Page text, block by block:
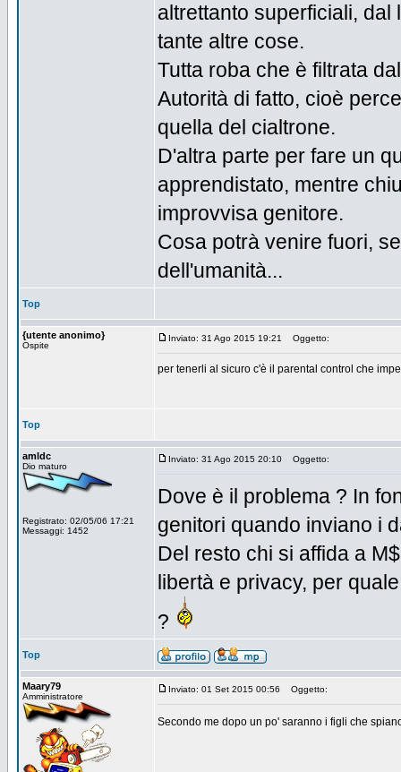
altrettanto superficiali,
tante altre cose.
Tutta roba che è filtrata
Autorità di fatto, cioè
quella del cialtrone.
D'altra parte per fare un
apprendistato, mentre
improvvisa genitore.
Cosa potrà venire fuori,
dell'umanità...
Top
{utente anonimo}
Ospite
Inviato: 31 Ago 2015 19:21 Oggetto:
per tenerli al sicuro c'è il parental control che
Top
amldc
Dio maturo
Registrato: 02/05/06 17:21
Messaggi: 1452
Inviato: 31 Ago 2015 20:10 Oggetto:
Dove è il problema ? In
genitori quando inviano i
Del resto chi si affida a
libertà e privacy, per
?
Top
Maary79
Amministratore
Inviato: 01 Set 2015 00:56 Oggetto:
Secondo me dopo un po' saranno i figli che